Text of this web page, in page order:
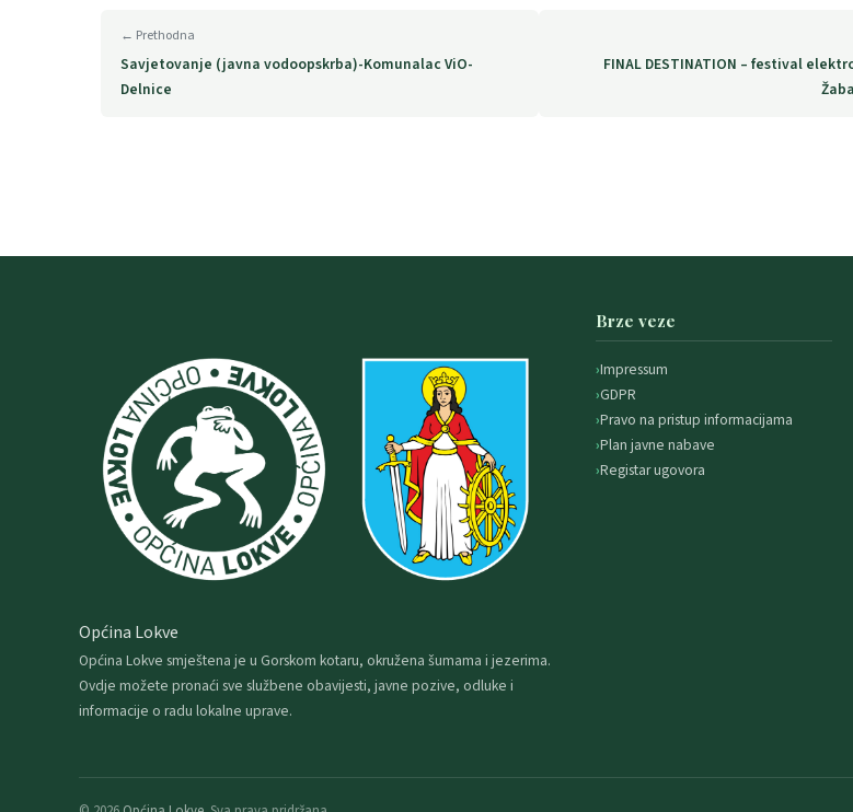
← Prethodna
Savjetovanje (javna vodoopskrba)-Komunalac ViO-
Delnice
FINAL DESTINATION – festival
Općina Lokve
Općina Lokve smještena je u Gorskom kotaru, okružena šumama i jezerima.
Ovdje možete pronaći sve službene obavijesti, javne pozive, odluke i
informacije o radu lokalne uprave.
Brze veze
Impressum
GDPR
Pravo na pristup informacijama
Plan javne nabave
Registar ugovora